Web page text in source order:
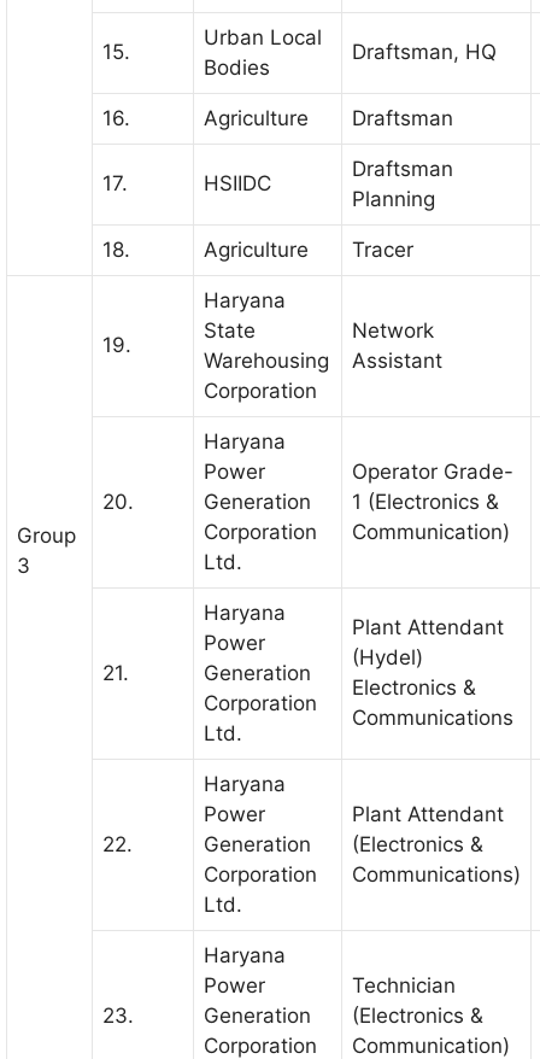
15.
Urban Local
Bodies
Draftsman, HQ
16. Agriculture Draftsman
17. HSIIDC
Draftsman
Planning
18. Agriculture Tracer
Group
3
19.
Haryana
State
Warehousing
Corporation
Network
Assistant
20.
Haryana
Power
Generation
Corporation
Ltd.
Operator Grade-
1 (Electronics &
Communication)
21.
Haryana
Power
Generation
Corporation
Ltd.
Plant Attendant
(Hydel)
Electronics &
Communications
22.
Haryana
Power
Generation
Corporation
Ltd.
Plant Attendant
(Electronics &
Communications)
23.
Haryana
Power
Generation
Corporation
Technician
(Electronics &
Communication)